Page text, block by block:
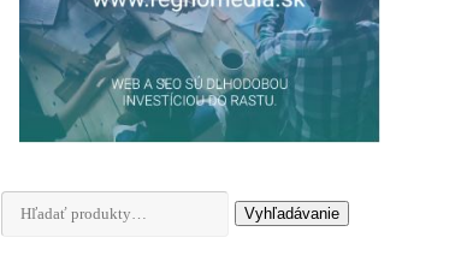
Hľadať: Vyhľadávanie